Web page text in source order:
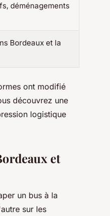
déménagements
Bordeaux et la
ont modifié
découvrez une
logistique
et
un bus à la
sur les